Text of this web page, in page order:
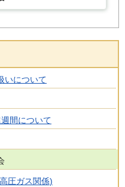
いについて
間について
圧ガス関係)